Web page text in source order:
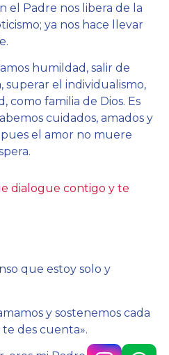
el Padre nos libera de la
ya nos hace llevar
humildad, salir de
superar el individualismo,
como familia de Dios. Es
cuidados, amados y
el amor no muere
dialogue contigo y te
que estoy solo y
y sostenemos cada
des cuenta».